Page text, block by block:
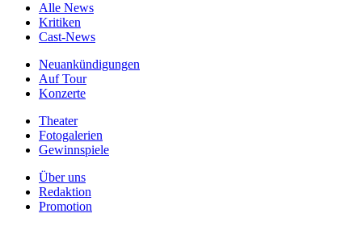
Alle News
Kritiken
Cast-News
Neuankündigungen
Auf Tour
Konzerte
Theater
Fotogalerien
Gewinnspiele
Über uns
Redaktion
Promotion